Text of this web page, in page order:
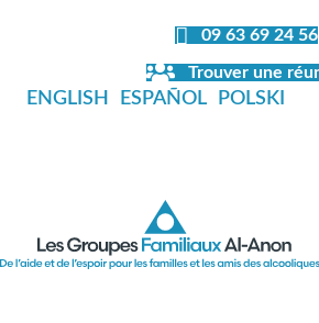
09 63 69 24 56
Trouver une
ENGLISH ESPAÑOL POLSKI